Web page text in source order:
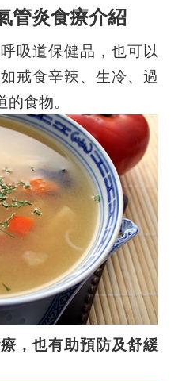
管炎食療介紹
吸道保健品，也可以
戒食辛辣、生冷、過
食物。
，也有助預防及舒緩